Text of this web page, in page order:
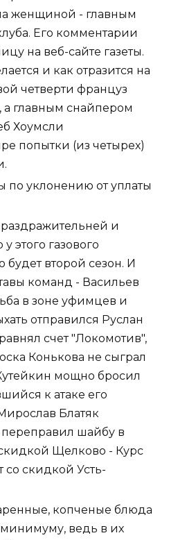
женщиной - главным
Его комментарии
на веб-сайте газеты.
и как отразится на
четверти француз
а главным снайпером
Хоумсли
попытки (из четырех)
по уклонению от уплаты
раздражительней и
этого газового
будет второй сезон. И
команд - Васильев
в зоне уфимцев и
отправился Руслан
счет "Локомотив",
Конькова не сыграл
мощно бросил
к атаке его
Блатяк
шайбу в
Щелково - Курс
со скидкой Усть-
копченые блюда
минимуму, ведь в их